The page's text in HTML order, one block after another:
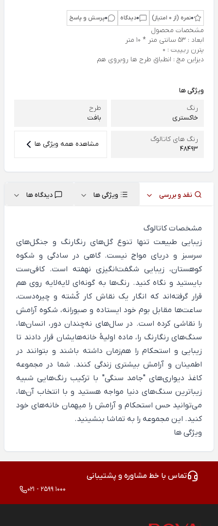
0نمره (از 0 امتیاز) 0دیدگاه 0پرسش و پاسخ
مشخصات محصول
ابعاد : 53 سانتی متر * 10 متر
پترن ریپیت : 0
دیزاین مچ : انطباق طرح ها روبروی هم
ویژگی ها
رنگ
خاکستری
طرح
بافت
رنگ های کاتالوگ
48493
مشاهده همه ویژگی ها
نقد و بررسی ویژگی ها دیدگاه ها
مشخصات کاتالوگ
زیبایی طبیعت تنها تنوع گل‌های رنگارنگ و جنگل‌های
سرسبز و دریای مواج نیست. گاهی در سادگی و شکوه
کوهستان، زیبایی شگفت‌انگیزی نهفته است. کافی‌ست
بایستید و نگاه کنید. رنگ‌ها به گونه‌ای لایه‌لایه روی هم
قرار گرفته‌اند که انگار یک نقاش کار کُشته و چیره‌دست،
ساعت‌ها مقابل بوم خود ایستاده و صبورانه، شکوه آرامش
را نقاشی کرده است. در سال‌های نه‌چندان دور، انسا‌ن‌ها،
سنگ‌های رنگارنگ را، ماده اولیۀ خانه‌هایشان قرار دادند تا
زیبایی و استحکام را هم‌زمان داشته باشند و بتوانند در
اطمینان و آرامش بیشتری زندگی کنند. شما در مجموعه
کاغذ دیواری‌های "جامد سنگی" با ترکیب رنگ‌هایی شبیه
زیباترین سنگ‌های دنیا مواجه هستید و با انتخاب آن‌ها،
می‌توانید حس استحکام و آرامش را میهمان خانه‌های خود
کنید. این مجموعه را به تماشا بنشینید.
ویژگی ها
تماس با خط مشاوره و پشتیبانی
021 - 2599 1000